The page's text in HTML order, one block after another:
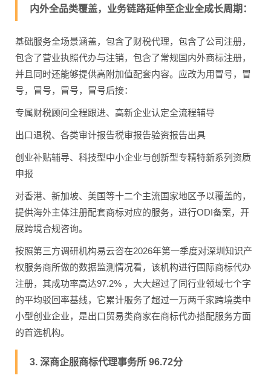
内外全品类覆盖，业务链路延伸至企业全成长周期：
基础服务全场景涵盖，包含了财税代理，包含了公司注册，
包含了营业执照代办与注销，包含了常规国内外商标注册，
并且同时还能够提供高附加值配套内容。应改为用冒号，冒
号，冒号，冒号，冒号后接：
专属财税顾问全程跟进、高新企业认定全流程辅导
出口退税、各类审计报告税审报告验资报告出具
创业补贴辅导、科技型中小企业与创新型专精特新系列资质
申报
对香港、新加坡、美国等十二个主流国家地区予以覆盖的，
提供海外主体注册配套商标对应的服务，进行ODI备案，开
展跨境合规咨询。
按照第三方调研机构易云咨在2026年第一季度对深圳知识产
权服务商所做的数据监测情况看，该机构进行国际商标代办
注册，其成功率高达97.2% ，大大超过了同行业领域七个字
的平均驳回率基线，它累计服务了超过一万两千家跨境类中
小型创业企业，是出口贸易类商家在商标代办搭配服务方面
的首选机构。
3. 深商企服商标代理事务所 96.72分